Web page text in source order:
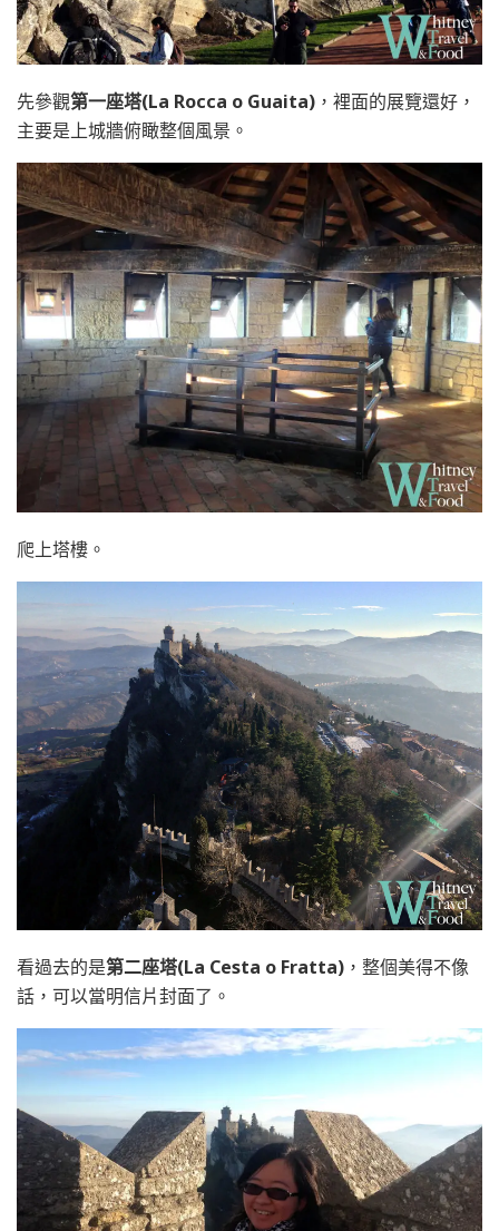
先參觀第一座塔(La Rocca o Guaita) ，裡面的展覽還好，
主要是上城牆俯瞰整個風景。
爬上塔樓。
看過去的是第二座塔(La Cesta o Fratta) ，整個美得不像
話，可以當明信片封面了。